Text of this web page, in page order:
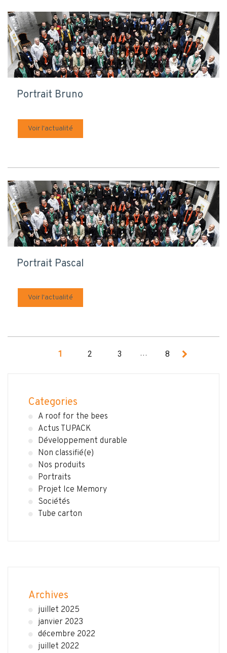
Portrait Bruno
Voir l'actualité
Portrait Pascal
Voir l'actualité
1 2 3 … 8
Categories
A roof for the bees
Actus TUPACK
Développement durable
Non classifié(e)
Nos produits
Portraits
Projet Ice Memory
Sociétés
Tube carton
Archives
juillet 2025
janvier 2023
décembre 2022
juillet 2022